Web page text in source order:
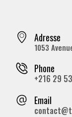
Adresse
1053
Phone
+216 29
Email